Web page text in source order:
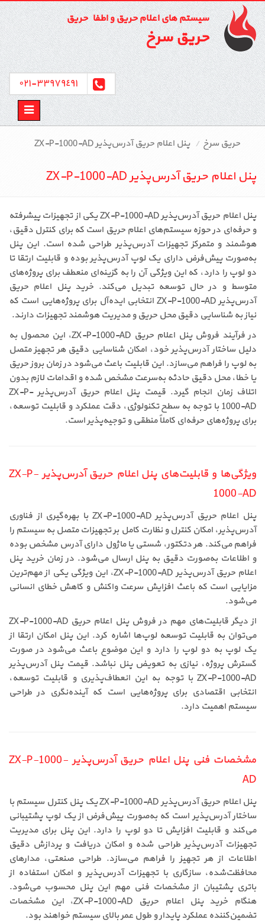
سیستم های اعلام حریق و اطفاء حریق
حریق سرخ
٣٣٩٧٩٤٩١-٠٢١
Toggle
حریق سرخ
پنل اعلام حریق آدرس‌پذیر ZX-P-1000-AD
پنل اعلام حریق آدرس‌پذیر ZX-P-1000-AD
پنل اعلام حریق آدرس‌پذیر ZX-P-1000-AD یکی از تجهیزات پیشرفته
و حرفه‌ای در حوزه سیستم‌های اعلام حریق است که برای کنترل دقیق،
هوشمند و متمرکز تجهیزات آدرس‌پذیر طراحی شده است. این پنل
به‌صورت پیش‌فرض دارای یک لوپ آدرس‌پذیر بوده و قابلیت ارتقا تا
دو لوپ را دارد، که این ویژگی آن را به گزینه‌ای منعطف برای پروژه‌های
متوسط و در حال توسعه تبدیل می‌کند. خرید پنل اعلام حریق
آدرس‌پذیر ZX-P-1000-AD انتخابی ایده‌آل برای پروژه‌هایی است که
نیاز به شناسایی دقیق محل حریق و مدیریت هوشمند تجهیزات دارند.
در فرآیند فروش پنل اعلام حریق ZX-P-1000-AD، این محصول به
دلیل ساختار آدرس‌پذیر خود، امکان شناسایی دقیق هر تجهیز متصل
به لوپ را فراهم می‌سازد. این قابلیت باعث می‌شود در زمان بروز حریق
یا خطا، محل دقیق حادثه به‌سرعت مشخص شده و اقدامات لازم بدون
اتلاف زمان انجام گیرد. قیمت پنل اعلام حریق آدرس‌پذیر ZX-P-
1000-AD با توجه به سطح تکنولوژی، دقت عملکرد و قابلیت توسعه،
برای پروژه‌های حرفه‌ای کاملاً منطقی و توجیه‌پذیر است.
ویژگی‌ها و قابلیت‌های پنل اعلام حریق آدرس‌پذیر ZX-P-
1000-AD
پنل اعلام حریق آدرس‌پذیر ZX-P-1000-AD با بهره‌گیری از فناوری
آدرس‌پذیر، امکان کنترل و نظارت کامل بر تجهیزات متصل به سیستم را
فراهم می‌کند. هر دتکتور، شستی یا ماژول دارای آدرس مشخص بوده
و اطلاعات به‌صورت دقیق به پنل ارسال می‌شود. در زمان خرید پنل
اعلام حریق آدرس‌پذیر ZX-P-1000-AD، این ویژگی یکی از مهم‌ترین
مزایایی است که باعث افزایش سرعت واکنش و کاهش خطای انسانی
می‌شود.
از دیگر قابلیت‌های مهم در فروش پنل اعلام حریق ZX-P-1000-AD
می‌توان به قابلیت توسعه لوپ‌ها اشاره کرد. این پنل امکان ارتقا از
یک لوپ به دو لوپ را دارد و این موضوع باعث می‌شود در صورت
گسترش پروژه، نیازی به تعویض پنل نباشد. قیمت پنل آدرس‌پذیر
ZX-P-1000-AD با توجه به این انعطاف‌پذیری و قابلیت توسعه،
انتخابی اقتصادی برای پروژه‌هایی است که آینده‌نگری در طراحی
سیستم اهمیت دارد.
مشخصات فنی پنل اعلام حریق آدرس‌پذیر ZX-P-1000-
AD
پنل اعلام حریق آدرس‌پذیر ZX-P-1000-AD یک پنل کنترل سیستم با
ساختار آدرس‌پذیر است که به‌صورت پیش‌فرض از یک لوپ پشتیبانی
می‌کند و قابلیت افزایش تا دو لوپ را دارد. این پنل برای مدیریت
تجهیزات آدرس‌پذیر طراحی شده و امکان دریافت و پردازش دقیق
اطلاعات از هر تجهیز را فراهم می‌سازد. طراحی صنعتی، مدارهای
محافظت‌شده، سازگاری با تجهیزات آدرس‌پذیر و امکان استفاده از
باتری پشتیبان از مشخصات فنی مهم این پنل محسوب می‌شود.
هنگام خرید پنل اعلام حریق ZX-P-1000-AD، این مشخصات
تضمین‌کننده عملکرد پایدار و طول عمر بالای سیستم خواهند بود.